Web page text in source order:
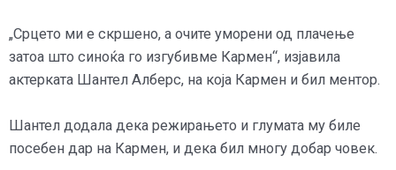
„Срцето ми е скршено, а очите уморени од плачење
затоа што синоќа го изгубивме Кармен“, изјавила
актерката Шантел Алберс, на која Кармен и бил ментор.
Шантел додала дека режирањето и глумата му биле
посебен дар на Кармен, и дека бил многу добар човек.